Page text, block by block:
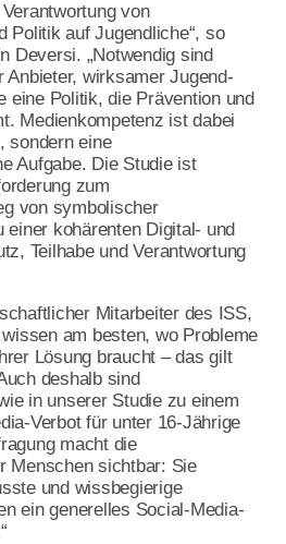
Partner
Vorpommern
Verband
Zivilgesellschaft
von
Politik auf Jugendliche“, so
Deversi. „Notwendig sind
Anbieter, wirksamer Jugend-
eine Politik, die Prävention und
Medienkompetenz ist dabei
sondern eine
Aufgabe. Die Studie ist
zum
von symbolischer
einer kohärenten Digital- und
Teilhabe und Verantwortung
Mitarbeiter des ISS,
am besten, wo Probleme
Lösung braucht – das gilt
deshalb sind
in unserer Studie zu einem
Verbot für unter 16-Jährige
macht die
Menschen sichtbar: Sie
und wissbegierige
ein generelles Social-Media-